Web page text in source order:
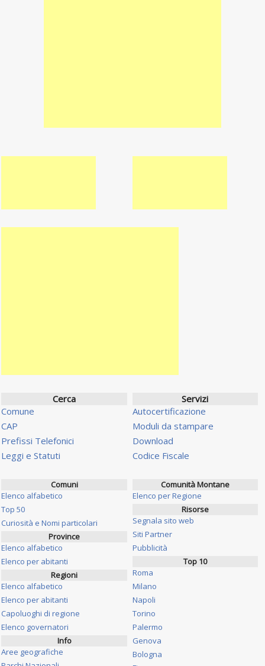
Cerca
Comune
CAP
Prefissi Telefonici
Leggi e Statuti
Servizi
Autocertificazione
Moduli da stampare
Download
Codice Fiscale
Comuni
Elenco alfabetico
Top 50
Curiosità e Nomi particolari
Province
Elenco alfabetico
Elenco per abitanti
Regioni
Elenco alfabetico
Elenco per abitanti
Capoluoghi di regione
Elenco governatori
Info
Aree geografiche
Comunità Montane
Elenco per Regione
Risorse
Segnala sito web
Siti Partner
Pubblicità
Top 10
Roma
Milano
Napoli
Torino
Palermo
Genova
Bologna